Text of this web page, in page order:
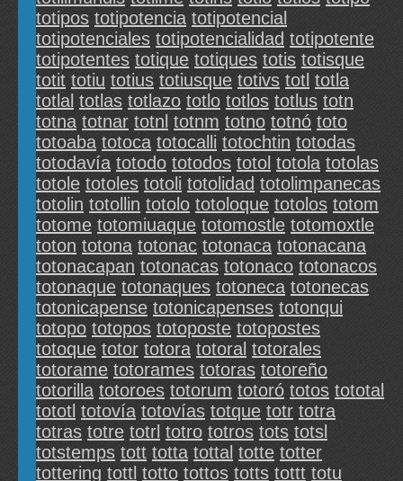
totipos totipotencia totipotencial
totipotenciales totipotencialidad totipotente
totipotentes totique totiques totis totisque
totit totiu totius totiusque totivs totl totla
totlal totlas totlazo totlo totlos totlus totn
totna totnar totnl totnm totno totnó toto
totoaba totoca totocalli totochtin totodas
totodavía totodo totodos totol totola totolas
totole totoles totoli totolidad totolimpanecas
totolin totollin totolo totoloque totolos totom
totome totomiuaque totomostle totomoxtle
toton totona totonac totonaca totonacana
totonacapan totonacas totonaco totonacos
totonaque totonaques totoneca totonecas
totonicapense totonicapenses totonqui
totopo totopos totoposte totopostes
totoque totor totora totoral totorales
totorame totorames totoras totoreño
totorilla totoroes totorum totoró totos tototal
tototl totovía totovías totque totr totra
totras totre totrl totro totros tots totsl
totstemps tott totta tottal totte totter
tottering tottl totto tottos totts tottt totu